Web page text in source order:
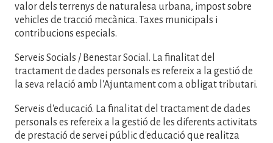
valor dels terrenys de naturalesa urbana, impost sobre
vehicles de tracció mecànica. Taxes municipals i
contribucions especials.
Serveis Socials / Benestar Social. La finalitat del
tractament de dades personals es refereix a la gestió de
la seva relació amb l'Ajuntament com a obligat tributari.
Serveis d'educació. La finalitat del tractament de dades
personals es refereix a la gestió de les diferents activitats
de prestació de servei públic d'educació que realitza